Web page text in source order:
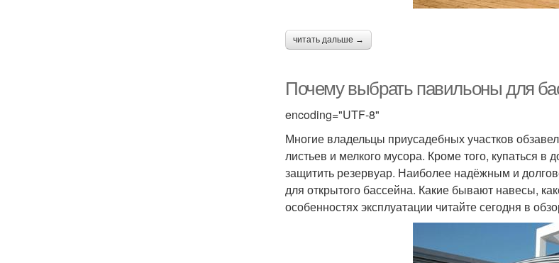
читать дальше →
Почему выбрать павильоны для
encoding="UTF-8"
Многие владельцы приусадебных участков
листьев и мелкого мусора. Кроме того, купаться
защитить резервуар. Наиболее надёжным и
для открытого бассейна. Какие бывают навесы,
особенностях эксплуатации читайте сегодня в